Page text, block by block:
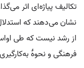
تکالیف پیاژه‌ای اثر
نشان می‌دهند که
از رشد نیست که طی
فرهنگی و نحوهٔ